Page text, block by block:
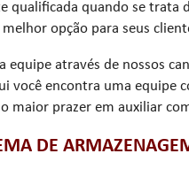
qualificada quando se trata
opção para seus
através de nossos
você encontra uma equipe
maior prazer em auxiliar
DE